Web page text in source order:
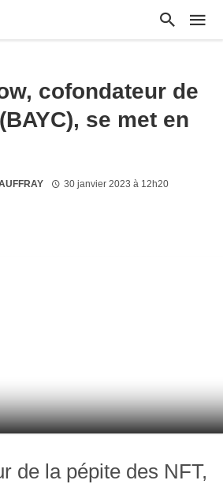
cofondateur de
se met en
30 janvier 2023 à 12h20
de la pépite des NFT,